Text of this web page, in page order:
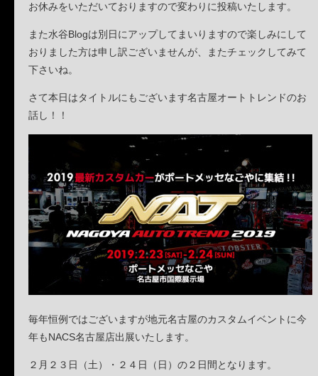
お休みをいただいておりますので変わりに投稿いたします。
また水谷Blogは別日にアップしてまいりますので楽しみにして
おりました方は申し訳ございませんが、またチェックしてみて
下さいね。
さて本日はタイトルにもございます名古屋オートトレンドのお
話し！！
毎年恒例ではございますが地元名古屋のカスタムイベントに今
年もNACS名古屋店出展いたします。
２月２３日（土）・２４日（日）の２日間となります。